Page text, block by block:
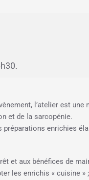
l’atelier est
et de la sarcopénie.
enrichies
et aux bénéfices de
les enrichis « cuisine » ;